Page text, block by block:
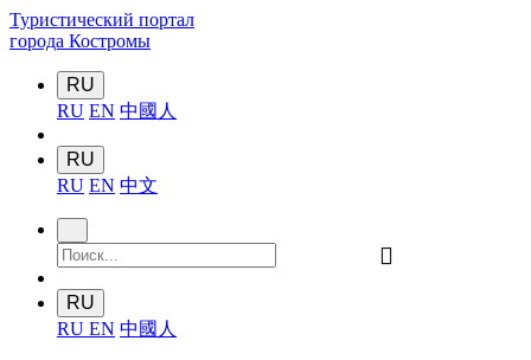
Туристический портал
города Костромы
RU
RU EN 中國人
RU
RU EN 中文
󰍉
RU
RU EN 中國人